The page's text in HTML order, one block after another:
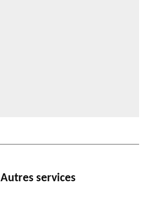
Autres services